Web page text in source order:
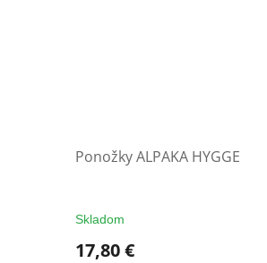
Ponožky ALPAKA HYGGE
Skladom
17,80 €